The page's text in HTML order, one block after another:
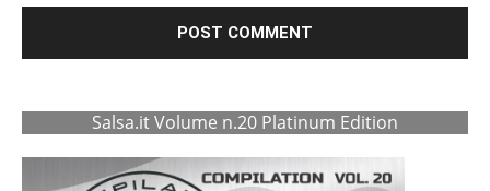
Salsa.it Volume n.20 Platinum Edition